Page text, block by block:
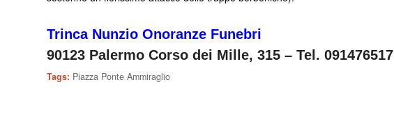
Trinca Nunzio Onoranze Funebri
90123 Palermo Corso dei Mille, 315 – Tel. 091476517
Tags: Piazza Ponte Ammiraglio